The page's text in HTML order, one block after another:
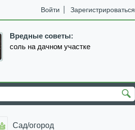
Войти Зарегистрироваться
Вредные советы:
соль на дачном участке
Сад/огород